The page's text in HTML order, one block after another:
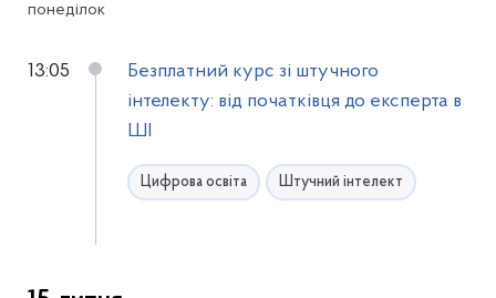
понеділок
13:05
Безплатний курс зі штучного
інтелекту: від початківця до експерта в
ШІ
Цифрова освіта Штучний інтелект